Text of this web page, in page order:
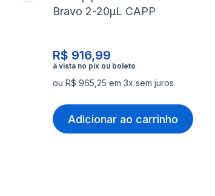
Bravo 2-20µL CAPP
R$ 916,99
ou R$ 965,25 em 3x sem juros
Adicionar ao carrinho